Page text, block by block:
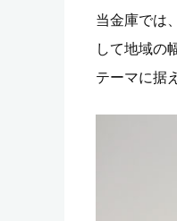
当金庫では
して地域の
テーマに据